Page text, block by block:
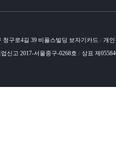
청구로4길 39 비플스빌딩 보자기카드 / 개
신고 2017-서울중구-0268호 / 상표 제